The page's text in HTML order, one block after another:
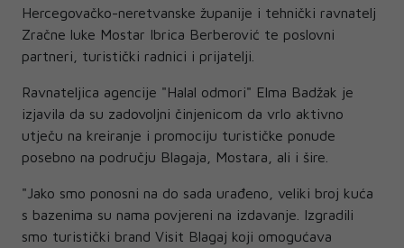
Hercegovačko-neretvanske županije i tehnički ravnatelj
Zračne luke Mostar Ibrica Berberović te poslovni
partneri, turistički radnici i prijatelji.
Ravnateljica agencije "Halal odmori" Elma Badžak je
izjavila da su zadovoljni činjenicom da vrlo aktivno
utječu na kreiranje i promociju turističke ponude
posebno na području Blagaja, Mostara, ali i šire.
"Jako smo ponosni na do sada urađeno, veliki broj kuća
s bazenima su nama povjereni na izdavanje. Izgradili
smo turistički brand Visit Blagaj koji omogućava